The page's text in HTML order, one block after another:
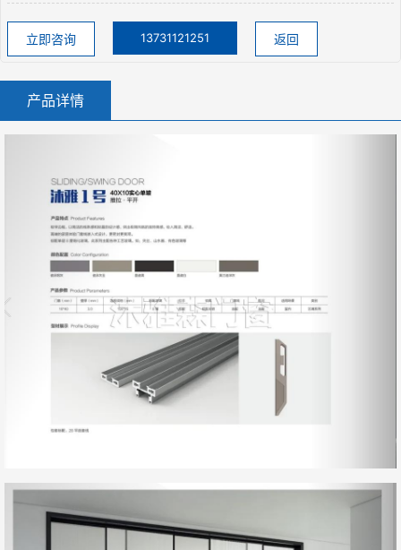
立即咨询 13731121251 返回
产品详情